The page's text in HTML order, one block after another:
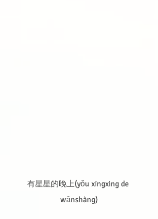
有星星的晚上(yǒu xīngxing de
wǎnshàng)